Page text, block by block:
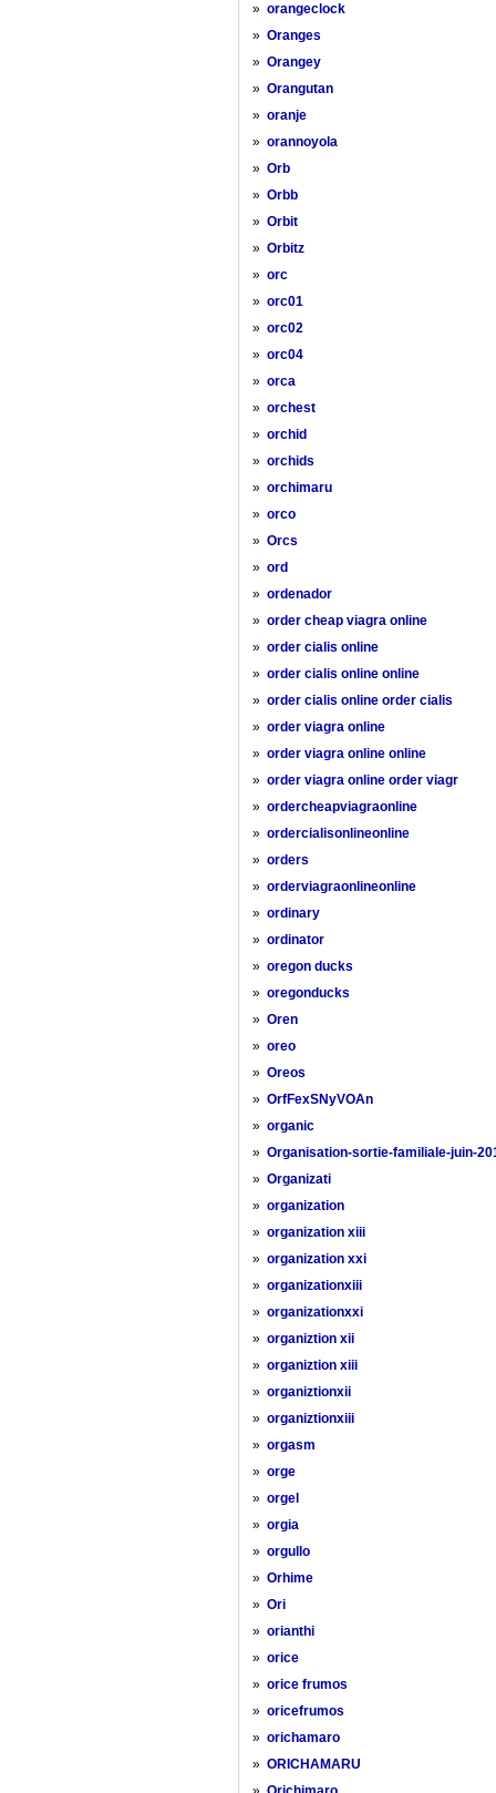
» orangeclock
» Oranges
» Orangey
» Orangutan
» oranje
» orannoyola
» Orb
» Orbb
» Orbit
» Orbitz
» orc
» orc01
» orc02
» orc04
» orca
» orchest
» orchid
» orchids
» orchimaru
» orco
» Orcs
» ord
» ordenador
» order cheap viagra online
» order cialis online
» order cialis online online
» order cialis online order cialis
» order viagra online
» order viagra online online
» order viagra online order viagr
» ordercheapviagraonline
» ordercialisonlineonline
» orders
» orderviagraonlineonline
» ordinary
» ordinator
» oregon ducks
» oregonducks
» Oren
» oreo
» Oreos
» OrfFexSNyVOAn
» organic
» Organisation-sortie-familiale-juin-
» Organizati
» organization
» organization xiii
» organization xxi
» organizationxiii
» organizationxxi
» organiztion xii
» organiztion xiii
» organiztionxii
» organiztionxiii
» orgasm
» orge
» orgel
» orgia
» orgullo
» Orhime
» Ori
» orianthi
» orice
» orice frumos
» oricefrumos
» orichamaro
» ORICHAMARU